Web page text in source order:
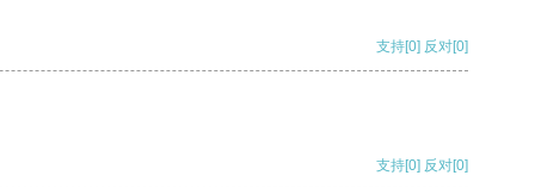
支持[0] 反对[0]
支持[0] 反对[0]